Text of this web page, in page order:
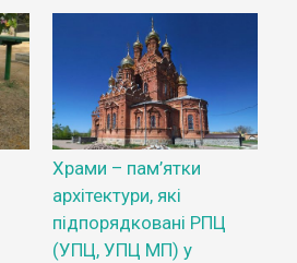
Храми – пам’ятки
архітектури, які
підпорядковані РПЦ
(УПЦ, УПЦ МП) у